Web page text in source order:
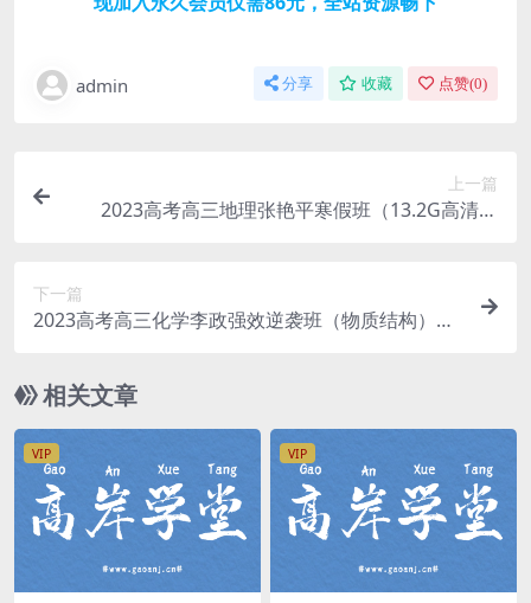
admin 分享 收藏 点赞(0)
上一篇
2023高考高三地理张艳平寒假班（13.2G高清视
下一篇
2023高考高三化学李政强效逆袭班（物质结构）
相关文章
VIP VIP